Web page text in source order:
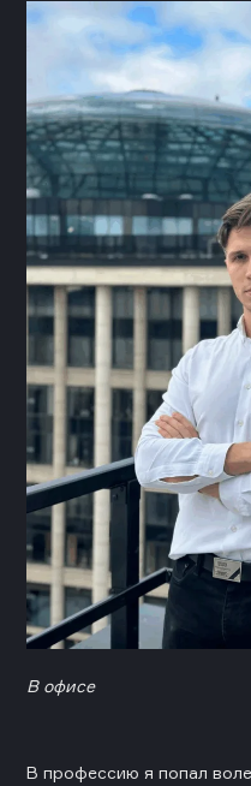
В офисе
В профессию я попал